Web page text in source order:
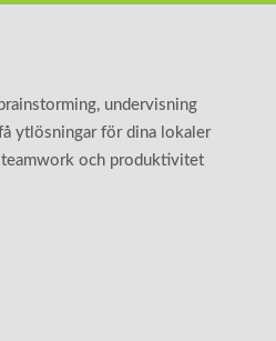
undervisning
ytlösningar för dina lokaler
teamwork och produktivitet